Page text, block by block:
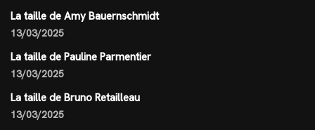
La taille de Amy Bauernschmidt
13/03/2025
La taille de Pauline Parmentier
13/03/2025
La taille de Bruno Retailleau
13/03/2025